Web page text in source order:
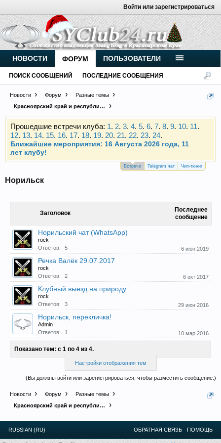
Войти или зарегистрироваться
Новости Форум
Разные темы
Красноярский край и республика Хакасия
Внимание, новые участники нашего клуба!
Основное общение происходит вTelegram-чате.
Присоединяйтесь.
Чип-тюнинг (прошивка) дизелей от
Vahmurka
Прошедшие встречи клуба: 1. 2. 3. 4. 5. 6. 7. 8. 9. 10. 11.
12. 13. 14. 15. 16. 17. 18. 19. 20. 21. 22. 23. 24.
Ближайшие мероприятия: 16 Августа 2026 года, 11
лет клубу!
Внимание, новые участники нашего клуба!
Присоединяйтесь.
Чип-тюнинг (прошивка) дизелей от
Прошедшие встречи клуба: 10
.
12.13.14.15.16.17.18.19.20.21.22.23.24.
Ближайшие мероприятия: 16 Августа 2026 года, 11
лет клубу!
Встречи Telegram чат Чип-тюниг
Норильск
Заголовок
Последнее
сообщение
Норильский чат (WhatsApp)
rock
Ответов:
5 6 июн 2019
Речка Валёк 29.07.2017
rock
Ответов:
2 6 окт 2017
Клубный выезд на природу
rock
Ответов:
3 29 июн 2016
Норильск, перекличка!
Admin
Ответов:
1 10 мар 2016
Показано тем: с 1 по 4 из 4.
Настройки отображения тем
(Вы должны войти или зарегистрироваться, чтобы разместить сообщение.)
Новости Форум
Разные темы
Красноярский край и республика Хакасия
НОВОСТИ ФОРУМ
ПОИСК СООБЩЕНИЙ ПОСЛЕДНИЕ СООБЩЕНИЯ
ПОЛЬЗОВАТЕЛИ
RUSSIAN (RU) ОБРАТНАЯ СВЯЗЬ ПОМОЩЬ